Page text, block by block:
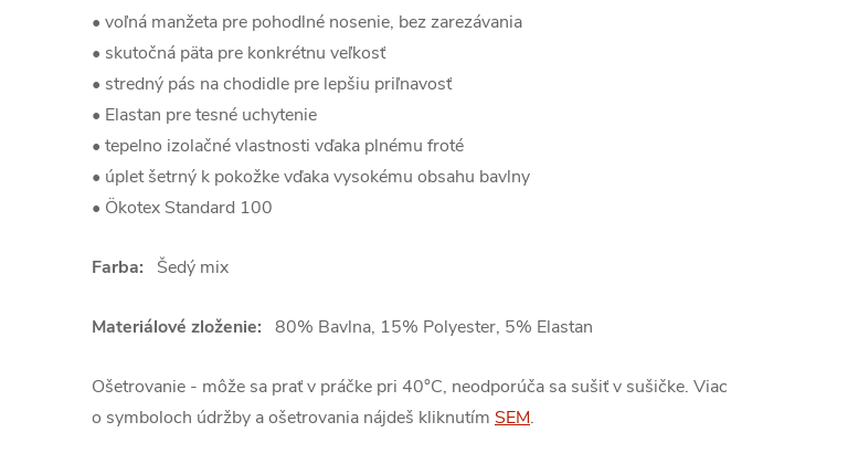
• voľná manžeta pre pohodlné nosenie, bez zarezávania
• skutočná päta pre konkrétnu veľkosť
• stredný pás na chodidle pre lepšiu priľnavosť
• Elastan pre tesné uchytenie
• tepelno izolačné vlastnosti vďaka plnému froté
• úplet šetrný k pokožke vďaka vysokému obsahu bavlny
• Ökotex Standard 100
Farba: Šedý mix
Materiálové zloženie: 80% Bavlna, 15% Polyester, 5% Elastan
Ošetrovanie - môže sa prať v práčke pri 40°C, neodporúča sa sušiť v sušičke. Viac
o symboloch údržby a ošetrovania nájdeš kliknutím SEM.